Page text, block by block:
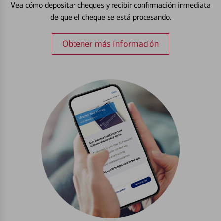
Vea cómo depositar cheques y recibir confirmación inmediata
de que el cheque se está procesando.
Obtener más información